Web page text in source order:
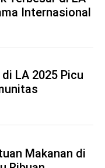
Internasional
LA 2025 Picu
Makanan di